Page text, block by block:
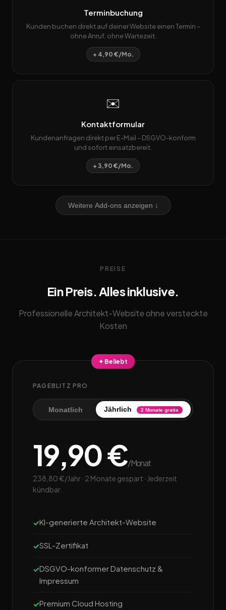
Terminbuchung
Kunden buchen direkt auf deiner Website einen Termin –
ohne Anruf, ohne Wartezeit.
+ 4,90 €/Mo.
✉️
Kontaktformular
Kundenanfragen direkt per E-Mail – DSGVO-konform
und sofort einsatzbereit.
+ 3,90 €/Mo.
Weitere Add-ons anzeigen ↓
PREISE
Ein Preis. Alles inklusive.
Professionelle Architekt-Website ohne versteckte
Kosten
✦ Beliebt
PAGEBLITZ PRO
Monatlich Jährlich 2 Monate gratis
19,90 €/Monat
238,80 €/Jahr · 2 Monate gespart · Jederzeit
kündbar.
KI-generierte Architekt-Website
SSL-Zertifikat
DSGVO-konformer Datenschutz &
Impressum
Premium Cloud Hosting